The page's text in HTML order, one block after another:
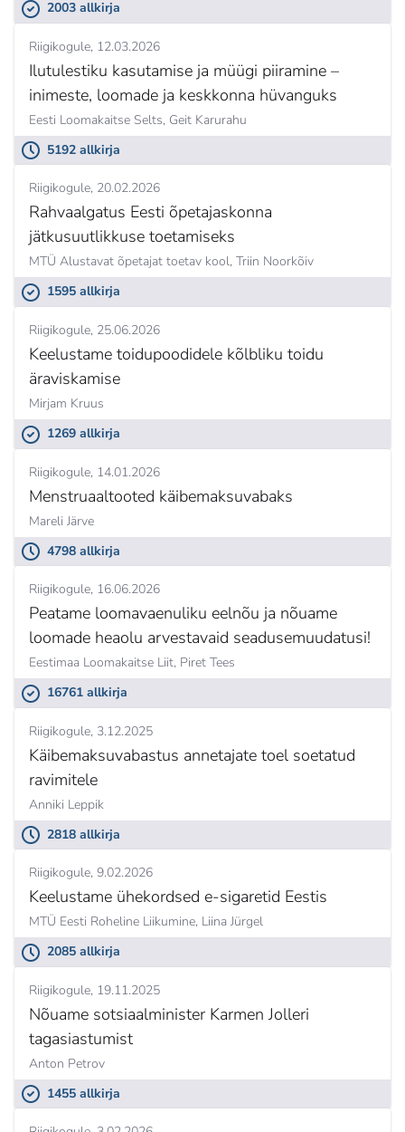
2003 allkirja
Riigikogule 12.03.2026
Ilutulestiku kasutamise ja müügi piiramine –
inimeste, loomade ja keskkonna hüvanguks
Eesti Loomakaitse Selts, Geit Karurahu
5192 allkirja
Riigikogule 20.02.2026
Rahvaalgatus Eesti õpetajaskonna
jätkusuutlikkuse toetamiseks
MTÜ Alustavat õpetajat toetav kool, Triin Noorkõiv
1595 allkirja
Riigikogule 25.06.2026
Keelustame toidupoodidele kõlbliku toidu
äraviskamise
Mirjam Kruus
1269 allkirja
Riigikogule 14.01.2026
Menstruaaltooted käibemaksuvabaks
Mareli Järve
4798 allkirja
Riigikogule 16.06.2026
Peatame loomavaenuliku eelnõu ja nõuame
loomade heaolu arvestavaid seadusemuudatusi!
Eestimaa Loomakaitse Liit, Piret Tees
16761 allkirja
Riigikogule 3.12.2025
Käibemaksuvabastus annetajate toel soetatud
ravimitele
Anniki Leppik
2818 allkirja
Riigikogule 9.02.2026
Keelustame ühekordsed e-sigaretid Eestis
MTÜ Eesti Roheline Liikumine, Liina Jürgel
2085 allkirja
Riigikogule 19.11.2025
Nõuame sotsiaalminister Karmen Jolleri
tagasiastumist
Anton Petrov
1455 allkirja